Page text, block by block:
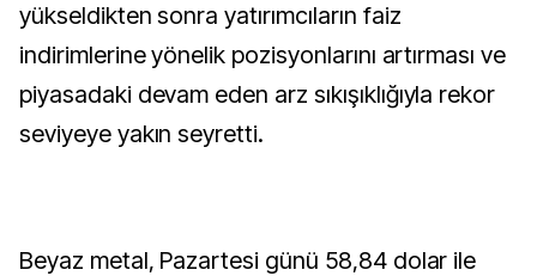
yükseldikten sonra yatırımcıların faiz
indirimlerine yönelik pozisyonlarını artırması ve
piyasadaki devam eden arz sıkışıklığıyla rekor
seviyeye yakın seyretti.
Beyaz metal, Pazartesi günü 58,84 dolar ile